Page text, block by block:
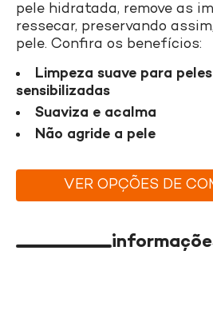
pele hidratada, remove as
ressecar, preservando
pele. Confira os benefícios:
Limpeza suave para
sensibilizadas
Suaviza e acalma
Não agride a pele
VER OPÇÕES DE